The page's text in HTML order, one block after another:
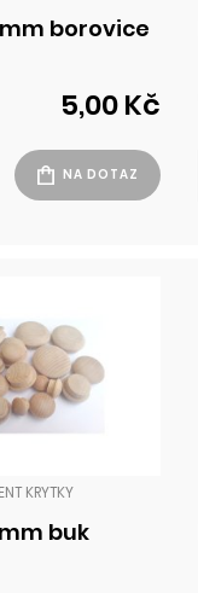
borovice
5,00 Kč
KRYTKY
buk